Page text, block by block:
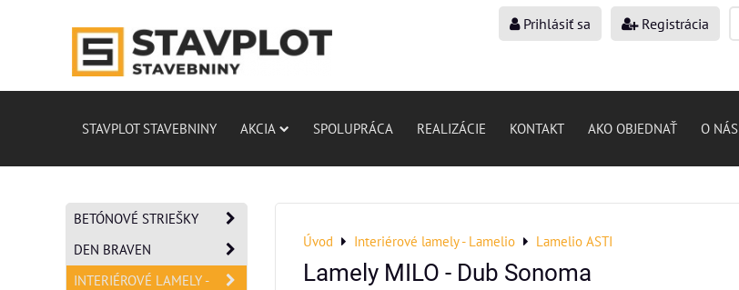
Prihlásiť sa Registrácia
STAVPLOT STAVEBNINY AKCIA SPOLUPRÁCA REALIZÁCIE KONTAKT AKO OBJEDNAŤ O NÁS
Úvod Interiérové lamely - Lamelio Lamelio ASTI
Lamely MILO - Dub Sonoma
BETÓNOVÉ STRIEŠKY
DEN BRAVEN
INTERIÉROVÉ LAMELY -